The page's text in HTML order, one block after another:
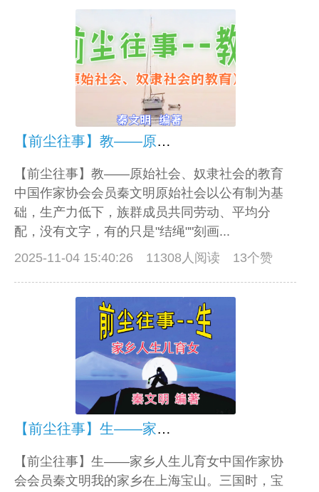
【前尘往事】教——原始社会、奴隶社会的教育
【前尘往事】教——原始社会、奴隶社会的教育
中国作家协会会员秦文明原始社会以公有制为基
础，生产力低下，族群成员共同劳动、平均分
配，没有文字，有的只是"结绳""刻画...
2025-11-04 15:40:26
11308人阅读 13个赞
【前尘往事】生——家乡人生儿育女
【前尘往事】生——家乡人生儿育女中国作家协
会会员秦文明我的家乡在上海宝山。三国时，宝